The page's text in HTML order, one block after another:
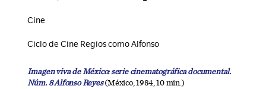
Cine
Ciclo de Cine Regios como Alfonso
Imagen viva de México: serie cinematográfica documental.
Núm. 8 Alfonso Reyes(México, 1984, 10 min.)